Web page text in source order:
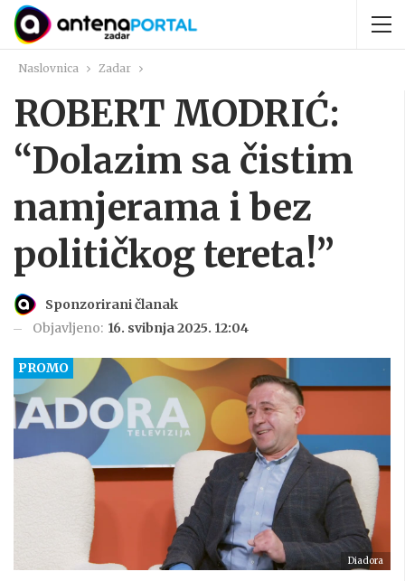
Naslovnica Zadar
ROBERT MODRIĆ:
“Dolazim sa čistim
namjerama i bez
političkog tereta!”
Sponzorirani članak
Objavljeno: 16. svibnja 2025. 12:04
Diadora